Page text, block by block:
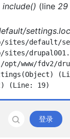
include() (line 29
sites/
sites/
www/fdv2/
登录